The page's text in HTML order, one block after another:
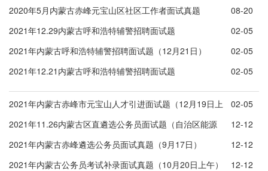
2020年5月内蒙古赤峰元宝山区社区工作者面试真题
08-20
2021年12.29内蒙古呼和浩特辅警招聘面试题
02-05
2021年内蒙古呼和浩特辅警招聘面试题（12月21日）
02-05
2021年12.21内蒙古呼和浩特辅警招聘面试题
02-05
2021年内蒙古赤峰市元宝山人才引进面试题（12月19日上
午）
02-05
2021年11.26内蒙古区直遴选公务员面试题（自治区能源
局）
12-12
2021年内蒙古赤峰遴选公务员面试真题（9月17日）
12-12
2021年内蒙古公务员考试补录面试真题（10月20日上午）
12-12